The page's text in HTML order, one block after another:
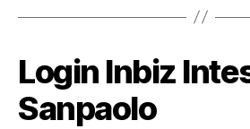
Login Inbiz
Sanpaolo